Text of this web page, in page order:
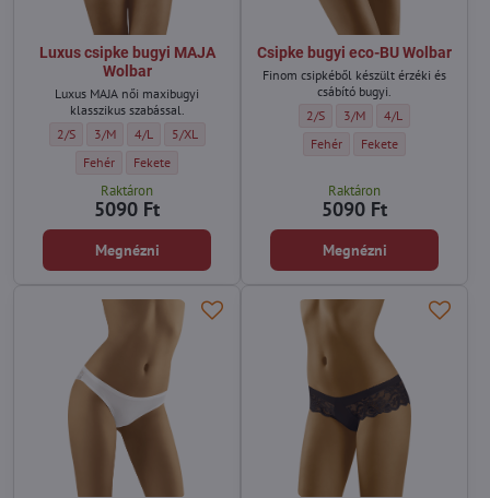
Luxus csipke bugyi MAJA
Wolbar
Luxus MAJA női maxibugyi
klasszikus szabással.
Luxus csipke bugyi MAJA Wolbar - Méret:
2/S Luxus csipke bugyi MAJA Wolbar - Méret:
3/M Luxus csipke bugyi MAJA Wolbar - Méret:
4/L Luxus csipke bugyi MAJA Wolbar - Méret:
5/XL
Luxus csipke bugyi MAJA Wolbar - Szín:
Fehér Luxus csipke bugyi MAJA Wolbar - Szín:
Fekete
Raktáron
5090 Ft
Megnézni
Csipke bugyi eco-BU Wolbar
Finom csipkéből készült érzéki és
csábító bugyi.
Csipke bugyi eco-BU Wolbar -
2/S Csipke bugyi eco-BU
3/M Csipke bugyi eco-
4/L
Csipke bugyi eco-BU Wolbar -
Fehér Csipke bugyi eco-BU
Fekete
Raktáron
5090 Ft
Megnézni